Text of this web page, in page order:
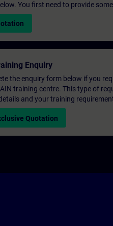
You first need to provide
Enquiry
the enquiry form below if you
training centre. This type of
and your training
Quotation